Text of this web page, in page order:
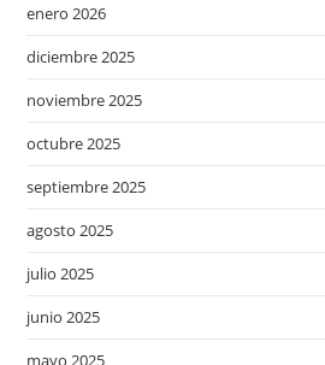
enero 2026
diciembre 2025
noviembre 2025
octubre 2025
septiembre 2025
agosto 2025
julio 2025
junio 2025
mayo 2025